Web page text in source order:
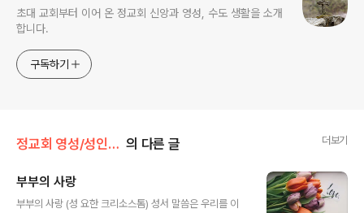
초대 교회부터 이어 온 정교회 신앙과 영성, 수도 생활을 소개
합니다.
구독하기
정교회 영성/성인의 가르침 의 다른 글 더보기
부부의 사랑
부부의 사랑 (성 요한 크리소스톰) 성서 말씀은 우리를 이